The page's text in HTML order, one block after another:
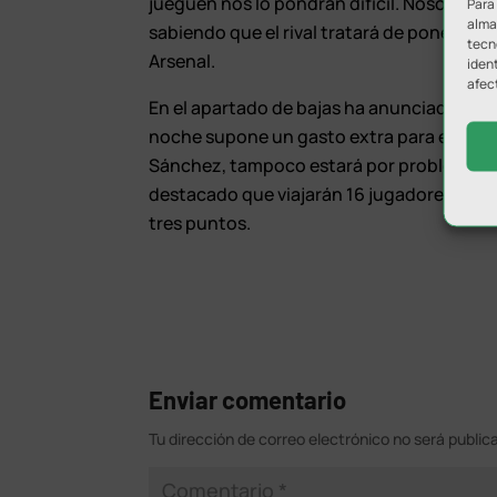
sabiendo que el rival tratará de ponerlo
Arsenal.
En el apartado de bajas ha anunciado
noche supone un gasto extra para el
Sánchez, tampoco estará por problemas
destacado que viajarán 16 jugadores
tres puntos.
Enviar comentario
Tu dirección de correo electrónico no será